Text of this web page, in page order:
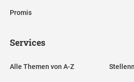
Promis
Services
Alle Themen von A-Z